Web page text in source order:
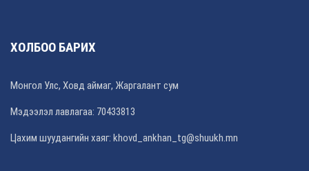
ХОЛБОО БАРИХ
Монгол Улс, Ховд аймаг, Жаргалант сум
Мэдээлэл лавлагаа: 70433813
Цахим шуудангийн хаяг: khovd_ankhan_tg@shuukh.mn